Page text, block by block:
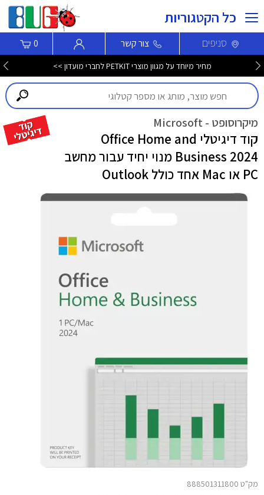
כל הקטגוריות
סניפים צור קשר 0
מחיר מיוחד על מגוון מוצרי PETKIT לחברי מועדון >>
מיקרוסופט - Microsoft
קוד דיגיטלי Office Home and
Business 2024 מנוי יחיד עבור מחשב
PC או Mac אחד כולל Outlook
מק"ט 888501311800